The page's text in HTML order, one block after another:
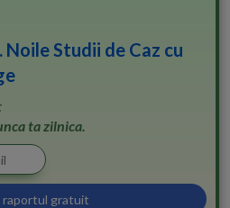
Noile Studii de Caz cu
ta zilnica.